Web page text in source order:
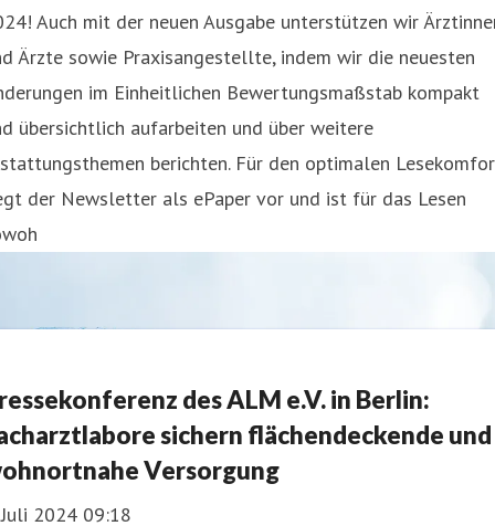
Auch mit der neuen Ausgabe unterstützen wir
Ärzte sowie Praxisangestellte, indem wir die neuesten
im Einheitlichen Bewertungsmaßstab kompakt
übersichtlich aufarbeiten und über weitere
berichten. Für den optimalen
der Newsletter als ePaper vor und ist für das Lesen
des ALM e.V. in Berlin:
sichern flächendeckende und
Versorgung
2024 09:18